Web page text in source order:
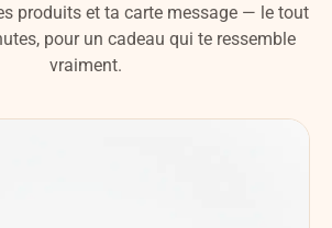
produits et ta carte message — le tout
pour un cadeau qui te ressemble
vraiment.